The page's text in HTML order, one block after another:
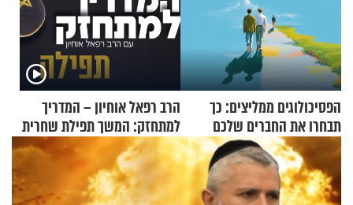
הפסיכולוגים ממליצים: כך
תבחרו את החברים שלכם
בחיים
הרב רפאל אוחיון – המדריך
למתחזק: המשך תפילת שחרית
מאשרי ועד עלינו